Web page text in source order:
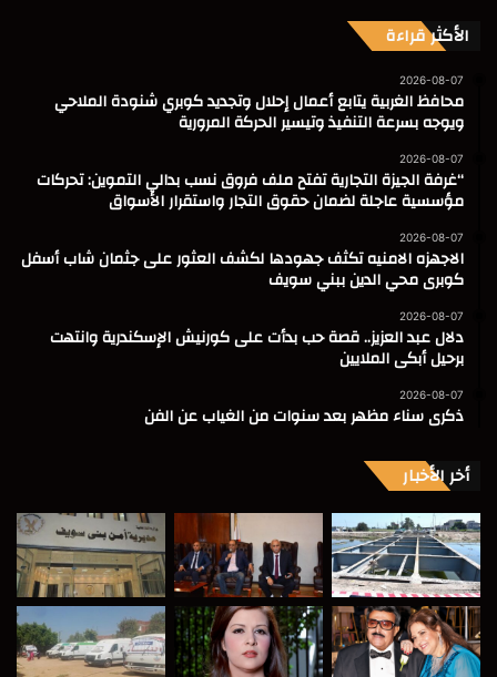
الأكثر قراءة
2026-08-07
محافظ الغربية يتابع أعمال إحلال وتجديد كوبري شنودة الملاحي
ويوجه بسرعة التنفيذ وتيسير الحركة المرورية
2026-08-07
“غرفة الجيزة التجارية تفتح ملف فروق نسب بدالي التموين: تحركات
مؤسسية عاجلة لضمان حقوق التجار واستقرار الأسواق
2026-08-07
الاجهزه الامنيه تكثف جهودها لكشف العثور على جثمان شاب أسفل
كوبرى محي الدين ببني سويف
2026-08-07
دلال عبد العزيز.. قصة حب بدأت على كورنيش الإسكندرية وانتهت
برحيل أبكى الملايين
2026-08-07
ذكرى سناء مظهر بعد سنوات من الغياب عن الفن
أخر الأخبار